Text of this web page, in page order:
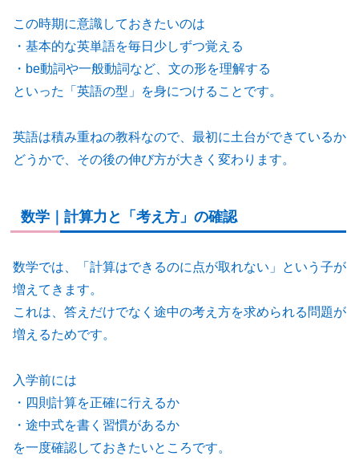
この時期に意識しておきたいのは
・基本的な英単語を毎日少しずつ覚える
・be動詞や一般動詞など、文の形を理解する
といった「英語の型」を身につけることです。
英語は積み重ねの教科なので、最初に土台ができているか
どうかで、その後の伸び方が大きく変わります。
数学｜計算力と「考え方」の確認
数学では、「計算はできるのに点が取れない」という子が
増えてきます。
これは、答えだけでなく途中の考え方を求められる問題が
増えるためです。
入学前には
・四則計算を正確に行えるか
・途中式を書く習慣があるか
を一度確認しておきたいところです。